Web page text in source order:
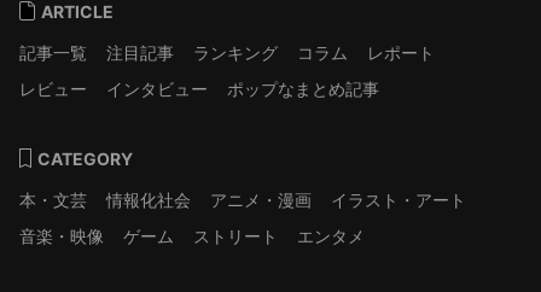
ARTICLE
記事一覧
注目記事 ランキング コラム
レポート
レビュー
インタビュー ポップなまとめ記事
CATEGORY
本・文芸
情報化社会 アニメ・漫画
イラスト・アート
音楽・映像
ゲーム ストリート エンタメ